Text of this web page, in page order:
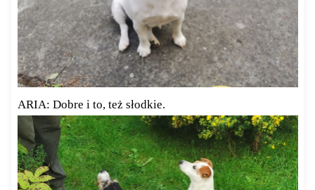
ARIA: Dobre i to, też słodkie.